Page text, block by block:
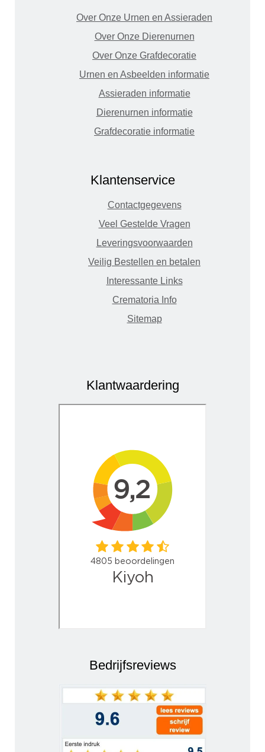
Over Onze Urnen en Assieraden
Over Onze Dierenurnen
Over Onze Grafdecoratie
Urnen en Asbeelden informatie
Assieraden informatie
Dierenurnen informatie
Grafdecoratie informatie
Klantenservice
Contactgegevens
Veel Gestelde Vragen
Leveringsvoorwaarden
Veilig Bestellen en betalen
Interessante Links
Crematoria Info
Sitemap
Klantwaardering
Bedrijfsreviews